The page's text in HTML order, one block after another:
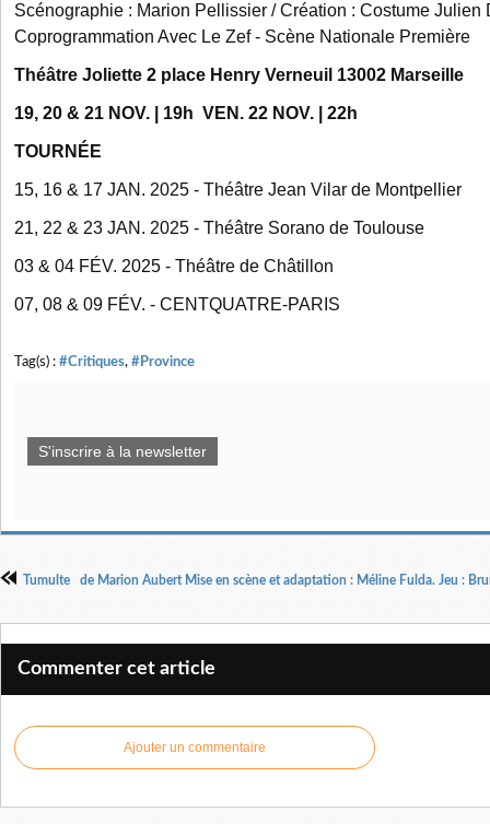
Scénographie : Marion Pellissier / Création : Costume Julien
Coprogrammation Avec Le Zef - Scène Nationale Première
Théâtre Joliette 2 place Henry Verneuil 13002 Marseille
19, 20 & 21 NOV. | 19h VEN. 22 NOV. | 22h
TOURNÉE
15, 16 & 17 JAN. 2025 - Théâtre Jean Vilar de Montpellier
21, 22 & 23 JAN. 2025 - Théâtre Sorano de Toulouse
03 & 04 FÉV. 2025 - Théâtre de Châtillon
07, 08 & 09 FÉV. - CENTQUATRE-PARIS
Tag(s) : #Critiques, #Province
S'inscrire à la newsletter
Commenter cet article
Ajouter un commentaire